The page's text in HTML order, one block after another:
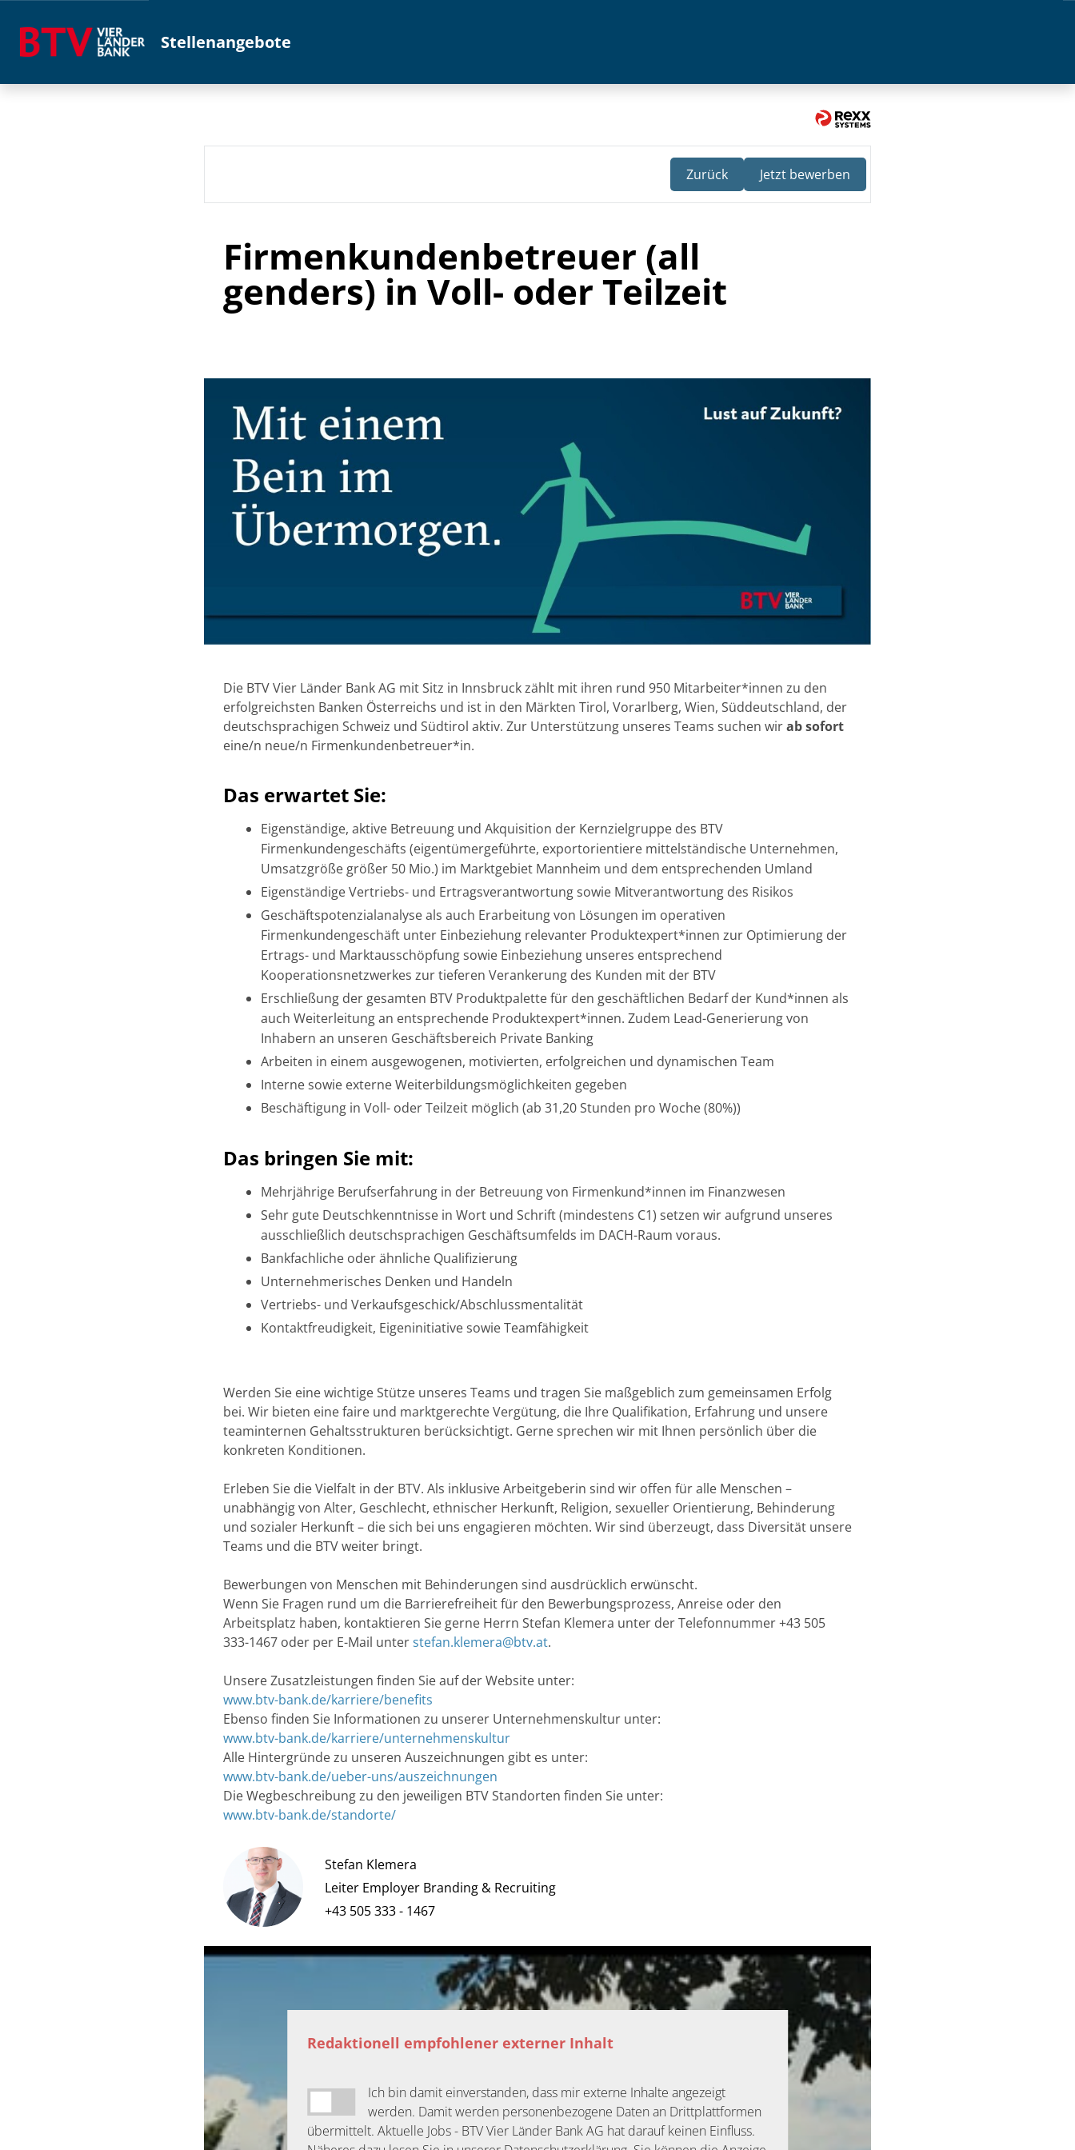
Stellenangebote
Zurück Jetzt bewerben
Firmenkundenbetreuer (all
genders) in Voll- oder Teilzeit
Die BTV Vier Länder Bank AG mit Sitz in Innsbruck zählt mit ihren rund 950 Mitarbeiter*innen zu den
erfolgreichsten Banken Österreichs und ist in den Märkten Tirol, Vorarlberg, Wien, Süddeutschland, der
deutschsprachigen Schweiz und Südtirol aktiv. Zur Unterstützung unseres Teams suchen wirab sofort
eine/n neue/n Firmenkundenbetreuer*in.
Das erwartet Sie:
Eigenständige, aktive Betreuung und Akquisition der Kernzielgruppe des BTV
Firmenkundengeschäfts (eigentümergeführte, exportorientiere mittelständische Unternehmen,
Umsatzgröße größer 50 Mio.) im Marktgebiet Mannheim und dem entsprechenden Umland
Eigenständige Vertriebs- und Ertragsverantwortung sowie Mitverantwortung des Risikos
Geschäftspotenzialanalyse als auch Erarbeitung von Lösungen im operativen
Firmenkundengeschäft unter Einbeziehung relevanter Produktexpert*innen zur Optimierung der
Ertrags- und Marktausschöpfung sowie Einbeziehung unseres entsprechend
Kooperationsnetzwerkes zur tieferen Verankerung des Kunden mit der BTV
Erschließung der gesamten BTV Produktpalette für den geschäftlichen Bedarf der Kund*innen als
auch Weiterleitung an entsprechende Produktexpert*innen. Zudem Lead-Generierung von
Inhabern an unseren Geschäftsbereich Private Banking
Arbeiten in einem ausgewogenen, motivierten, erfolgreichen und dynamischen Team
Interne sowie externe Weiterbildungsmöglichkeiten gegeben
Beschäftigung in Voll- oder Teilzeit möglich (ab 31,20 Stunden pro Woche (80%))
Das bringen Sie mit:
Mehrjährige Berufserfahrung in der Betreuung von Firmenkund*innen im Finanzwesen
Sehr gute Deutschkenntnisse in Wort und Schrift (mindestens C1) setzen wir aufgrund unseres
ausschließlich deutschsprachigen Geschäftsumfelds im DACH-Raum voraus.
Bankfachliche oder ähnliche Qualifizierung
Unternehmerisches Denken und Handeln
Vertriebs- und Verkaufsgeschick/Abschlussmentalität
Kontaktfreudigkeit, Eigeninitiative sowie Teamfähigkeit
Werden Sie eine wichtige Stütze unseres Teams und tragen Sie maßgeblich zum gemeinsamen Erfolg
bei. Wir bieten eine faire und marktgerechte Vergütung, die Ihre Qualifikation, Erfahrung und unsere
teaminternen Gehaltsstrukturen berücksichtigt. Gerne sprechen wir mit Ihnen persönlich über die
konkreten Konditionen.
Erleben Sie die Vielfalt in der BTV. Als inklusive Arbeitgeberin sind wir offen für alle Menschen –
unabhängig von Alter, Geschlecht, ethnischer Herkunft, Religion, sexueller Orientierung, Behinderung
und sozialer Herkunft – die sich bei uns engagieren möchten. Wir sind überzeugt, dass Diversität unsere
Teams und die BTV weiter bringt.
Bewerbungen von Menschen mit Behinderungen sind ausdrücklich erwünscht.
Wenn Sie Fragen rund um die Barrierefreiheit für den Bewerbungsprozess, Anreise oder den
Arbeitsplatz haben, kontaktieren Sie gerne Herrn Stefan Klemera unter der Telefonnummer +43 505
333-1467 oder per E-Mail unterstefan.klemera@btv.at.
Unsere Zusatzleistungen finden Sie auf der Website unter:
www.btv-bank.de/karriere/benefits
Ebenso finden Sie Informationen zu unserer Unternehmenskultur unter:
www.btv-bank.de/karriere/unternehmenskultur
Alle Hintergründe zu unseren Auszeichnungen gibt es unter:
www.btv-bank.de/ueber-uns/auszeichnungen
Die Wegbeschreibung zu den jeweiligen BTV Standorten finden Sie unter:
www.btv-bank.de/standorte/
Stefan Klemera
Leiter Employer Branding & Recruiting
+43 505 333 - 1467
Redaktionell empfohlener externer Inhalt
Ich bin damit einverstanden, dass mir externe Inhalte angezeigt
werden. Damit werden personenbezogene Daten an Drittplattformen
übermittelt. Aktuelle Jobs - BTV Vier Länder Bank AG hat darauf keinen Einfluss.